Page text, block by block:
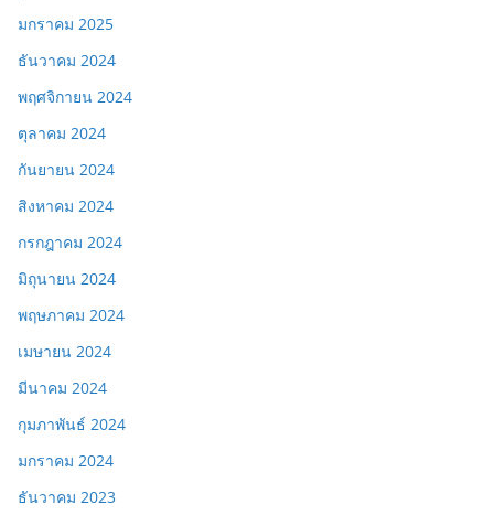
มกราคม 2025
ธันวาคม 2024
พฤศจิกายน 2024
ตุลาคม 2024
กันยายน 2024
สิงหาคม 2024
กรกฎาคม 2024
มิถุนายน 2024
พฤษภาคม 2024
เมษายน 2024
มีนาคม 2024
กุมภาพันธ์ 2024
มกราคม 2024
ธันวาคม 2023